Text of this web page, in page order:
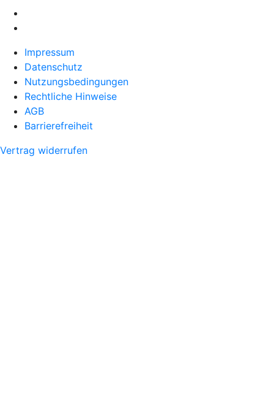
Impressum
Datenschutz
Nutzungsbedingungen
Rechtliche Hinweise
AGB
Barrierefreiheit
Vertrag widerrufen